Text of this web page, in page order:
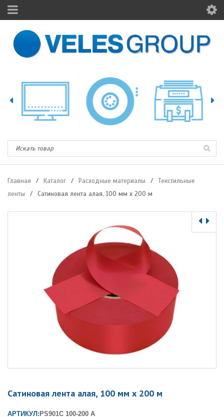
Главная / Каталог / Расходные материалы /
Текстильные
ленты
/ Сатиновая лента алая, 100 мм х 200 м
Сатиновая лента алая, 100 мм х 200 м
АРТИКУЛ: PS901C 100-200 A